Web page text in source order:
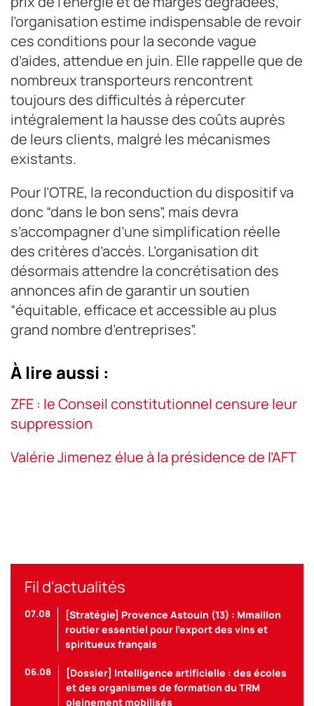
l’organisation estime indispensable de revoir
ces conditions pour la seconde vague
d’aides, attendue en juin. Elle rappelle que de
nombreux transporteurs rencontrent
toujours des difficultés à répercuter
intégralement la hausse des coûts auprès
de leurs clients, malgré les mécanismes
existants.
Pour l’OTRE, la reconduction du dispositif va
donc “dans le bon sens”, mais devra
s’accompagner d’une simplification réelle
des critères d’accès. L’organisation dit
désormais attendre la concrétisation des
annonces afin de garantir un soutien
“équitable, efficace et accessible au plus
grand nombre d’entreprises”.
À lire aussi :
ZFE : le Conseil constitutionnel censure leur
suppression
Valérie Jimenez élue à la présidence de l’AFT
Fil d'actualités
07.08
[Stratégie] Provence Astouin (13) : Mmaillon
routier essentiel pour l’export des vins et
spiritueux français
06.08
[Dossier] Intelligence artificielle : des écoles
et des organismes de formation du TRM
pleinement mobilisés